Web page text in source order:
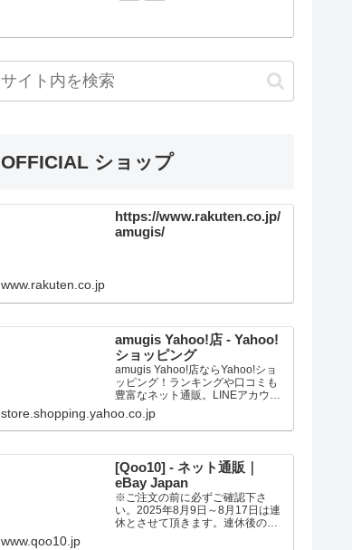
OFFICIAL ショップ
https://www.rakuten.co.jp/
amugis/
www.rakuten.co.jp
amugis Yahoo!店 - Yahoo!
ショッピング
amugis Yahoo!店ならYahoo!ショ
ッピング！ランキングや口コミも
豊富なネット通販。LINEアカウン
ト連携でPayPayポイント毎日5%
（上限あり）Yahoo!ショッピング
スマホアプリも充実で毎日どこか
求めいただけます。
store.shopping.yahoo.co.jp
[Qoo10] - ネット通販｜
eBay Japan
※ご注文の前に必ずご確認下さ
い。2025年8月9日～8月17日は連
休とさせて頂きます。連休後の発
www.qoo10.jp